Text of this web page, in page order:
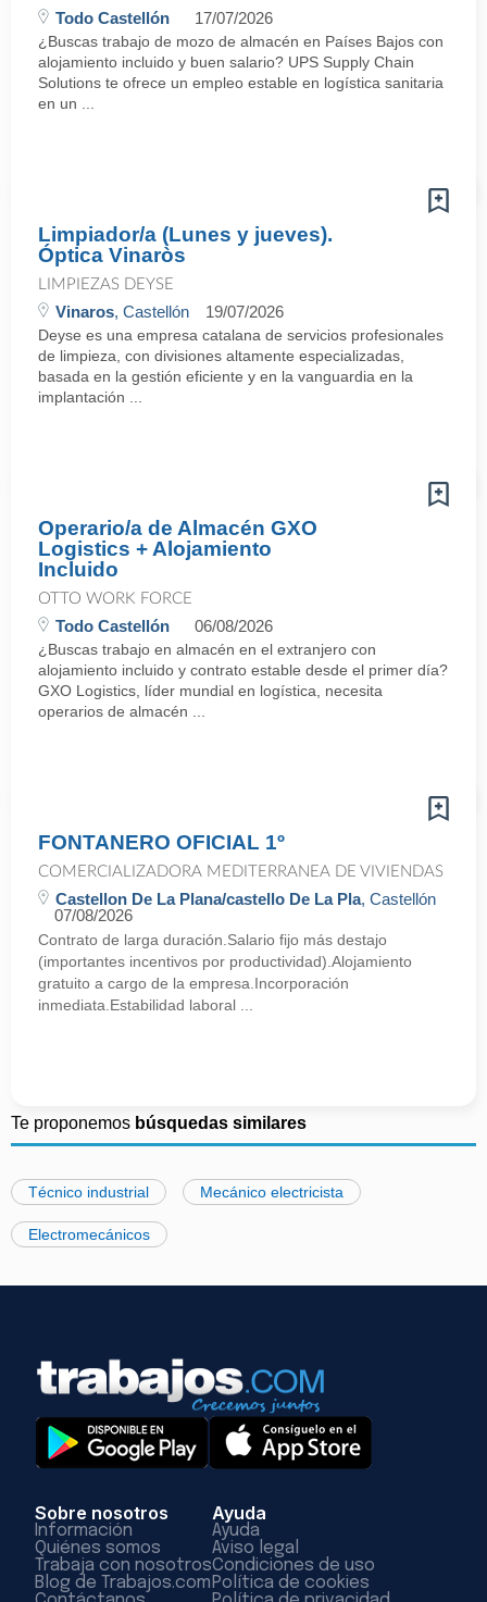
Todo Castellón 17/07/2026
¿Buscas trabajo de mozo de almacén en Países Bajos con
alojamiento incluido y buen salario? UPS Supply Chain
Solutions te ofrece un empleo estable en logística sanitaria
en un ...
Limpiador/a (Lunes y jueves).
Óptica Vinaròs
LIMPIEZAS DEYSE
Vinaros, Castellón 19/07/2026
Deyse es una empresa catalana de servicios profesionales
de limpieza, con divisiones altamente especializadas,
basada en la gestión eficiente y en la vanguardia en la
implantación ...
Operario/a de Almacén GXO
Logistics + Alojamiento
Incluido
OTTO WORK FORCE
Todo Castellón 06/08/2026
¿Buscas trabajo en almacén en el extranjero con
alojamiento incluido y contrato estable desde el primer día?
GXO Logistics, líder mundial en logística, necesita
operarios de almacén ...
FONTANERO OFICIAL 1º
COMERCIALIZADORA MEDITERRANEA DE VIVIENDAS
Castellon De La Plana/castello De La Pla, Castellón
07/08/2026
Contrato de larga duración.Salario fijo más destajo
(importantes incentivos por productividad).Alojamiento
gratuito a cargo de la empresa.Incorporación
inmediata.Estabilidad laboral ...
Te proponemos búsquedas similares
Técnico industrial Mecánico electricista
Electromecánicos
Sobre nosotros
Información
Quiénes somos
Trabaja con nosotros
Blog de Trabajos.com
Ayuda
Ayuda
Aviso legal
Condiciones de uso
Política de cookies